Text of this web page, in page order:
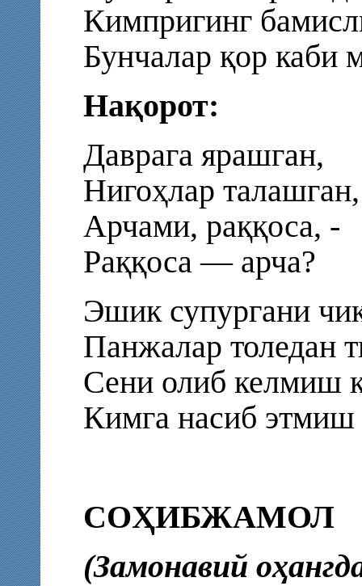
Кимпригинг
Бунчалар қор каби
Нақорот:
Даврага ярашган,
Нигоҳлар талашган,
Арчами, раққоса, -
Раққоса — арча?
Эшик супургани
Панжалар толедан
Сени олиб келмиш
Кимга насиб этмиш
СОҲИБЖАМОЛ
(Замонавий